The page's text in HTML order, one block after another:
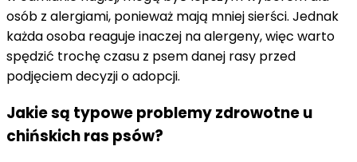
osób z alergiami, ponieważ mają mniej sierści. Jednak
każda osoba reaguje inaczej na alergeny, więc warto
spędzić trochę czasu z psem danej rasy przed
podjęciem decyzji o adopcji.
Jakie są typowe problemy zdrowotne u
chińskich ras psów?